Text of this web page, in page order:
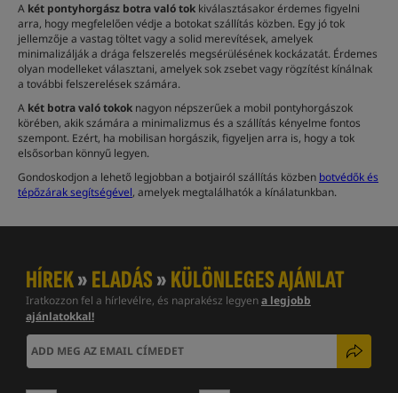
A két pontyhorgász botra való tok kiválasztásakor érdemes figyelni
arra, hogy megfelelően védje a botokat szállítás közben. Egy jó tok
jellemzője a vastag töltet vagy a solid merevítések, amelyek
minimalizálják a drága felszerelés megsérülésének kockázatát. Érdemes
olyan modelleket választani, amelyek sok zsebet vagy rögzítést kínálnak
a további felszerelések számára.
A két botra való tokok nagyon népszerűek a mobil pontyhorgászok
körében, akik számára a minimalizmus és a szállítás kényelme fontos
szempont. Ezért, ha mobilisan horgászik, figyeljen arra is, hogy a tok
elsősorban könnyű legyen.
Gondoskodjon a lehető legjobban a botjairól szállítás közben botvédők és
tépőzárak segítségével, amelyek megtalálhatók a kínálatunkban.
HÍREK»ELADÁS»KÜLÖNLEGES AJÁNLAT
Iratkozzon fel a hírlevélre, és naprakész legyena legjobb
ajánlatokkal!